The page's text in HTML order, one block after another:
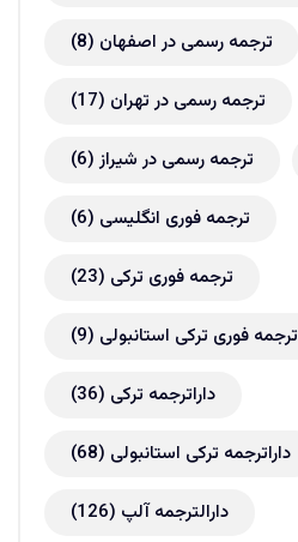
ترجمه رسمی در اصفهان (8)
ترجمه رسمی در تهران (17)
ترجمه رسمی در شیراز(6)
ترجمه فوری انگلیسی (6)
ترجمه فوری ترکی (23)
ترجمه فوری ترکی استانبولی (9)
داراترجمه ترکی (36)
داراترجمه ترکی استانبولی (68)
دارالترجمه آلپ (126)